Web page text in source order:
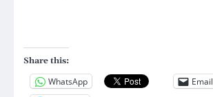
Share this:
WhatsApp
Email